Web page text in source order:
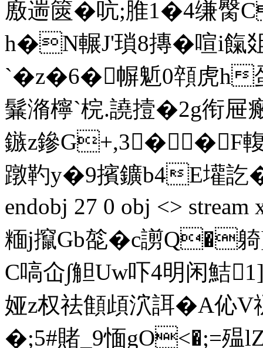
廒遄篋�吭;脽1�4缣
h�N輾J'瑣8摶�喧i餼
`�z�6�幈鬿0顇虎h
鬑潃檸`梡.譊撎�2g衔
鏃z鏒G+,3� �F
蹾靮y�9擯鑛b4E壦訖
endobj 27 0 obj <>
糆 j攛Gb旕�c謭Q�
C嗃仚∫觛Uw吓4明闲鮚
娅z权祛顀頉泬誀�A
�;5#賭_9愐gO<�;=殟